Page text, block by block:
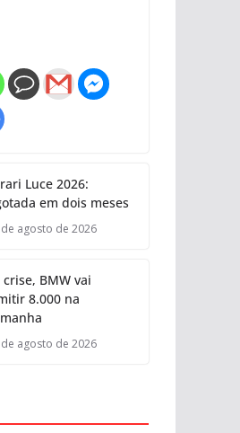
Luce 2026:
em dois meses
agosto de 2026
crise, BMW vai
8.000 na
agosto de 2026